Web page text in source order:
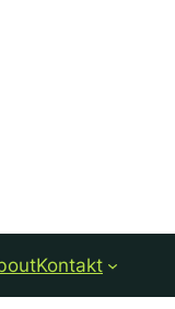
Kontakt